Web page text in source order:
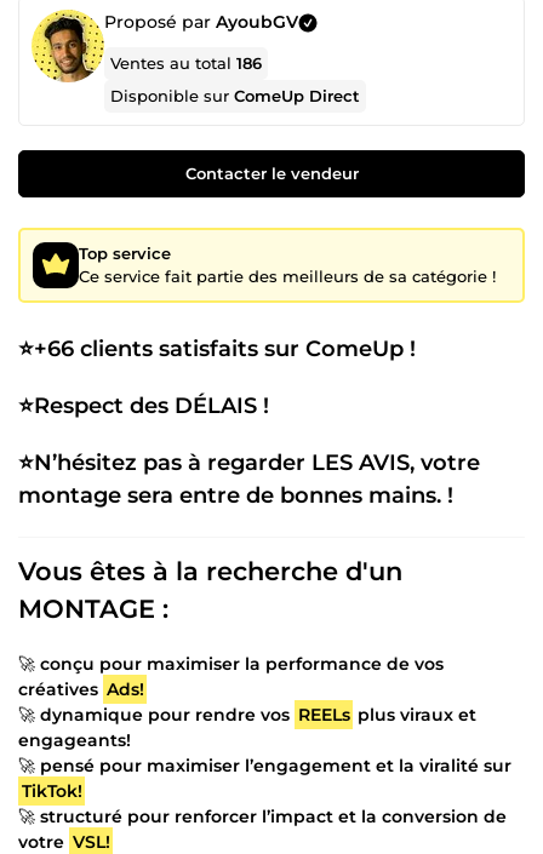
Proposé par AyoubGV
Ventes au total186
Disponible surComeUp Direct
Contacter le vendeur
Top service
Ce service fait partie des meilleurs de sa catégorie !
⭐+66 clients satisfaits sur ComeUp !
⭐Respect des DÉLAIS !
⭐N’hésitez pas à regarder LES AVIS, votre
montage sera entre de bonnes mains. !
Vous êtes à la recherche d'un
MONTAGE :
🚀 conçu pour maximiser la performance de vos
créatives Ads!
🚀 dynamique pour rendre vos REELs plus viraux et
engageants!
🚀 pensé pour maximiser l’engagement et la viralité sur
TikTok!
🚀 structuré pour renforcer l’impact et la conversion de
votre VSL!